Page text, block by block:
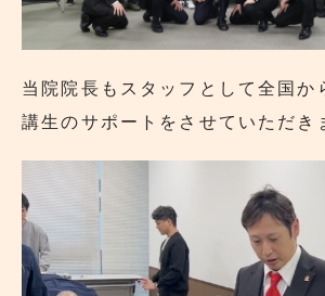
当院院長もスタッフとして全国か
講生のサポートをさせていただき